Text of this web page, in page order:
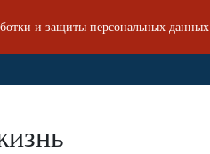
и защиты персональных данных